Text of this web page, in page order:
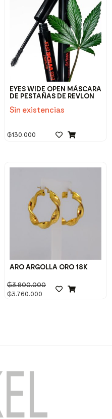
EYES WIDE OPEN MÁSCARA
DE PESTAÑAS DE REVLON
Sin existencias
₲130.000
ARO ARGOLLA ORO 18K
₲3.800.000
₲3.760.000